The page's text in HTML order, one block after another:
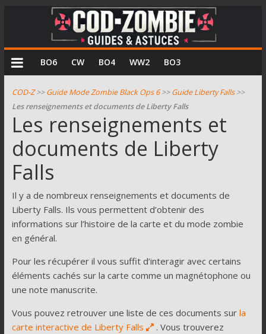
COD
Zombie
Guides
et
astuces
pour
le
mode
zombie
de
Call
of
Duty
BO6 CW BO4 WW2 BO3
COD-Z>>Guide Mode Zombie Black Ops 6>>Guide Liberty Falls>>
Les renseignements et documents de Liberty Falls
Les renseignements et
documents de Liberty
Falls
Il y a de nombreux renseignements et documents de
Liberty Falls. Ils vous permettent d’obtenir des
informations sur l’histoire de la carte et du mode zombie
en général.
Pour les récupérer il vous suffit d’interagir avec certains
éléments cachés sur la carte comme un magnétophone ou
une note manuscrite.
Vous pouvez retrouver une liste de ces documents sur la
carte interactive de Liberty Falls
. Vous trouverez